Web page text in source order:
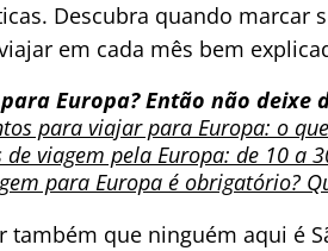
Descubra quando marcar
em cada mês bem
Europa? Então não deixe
para viajar para Europa: o
de viagem pela Europa: de 10 a
para Europa é obrigatório?
também que ninguém aqui é